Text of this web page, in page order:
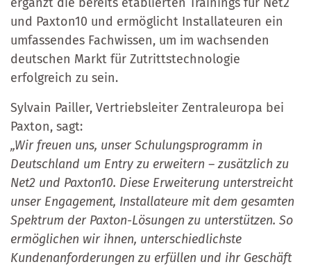
und Paxton10 und ermöglicht Installateuren ein
umfassendes Fachwissen, um im wachsenden
deutschen Markt für Zutrittstechnologie
erfolgreich zu sein.
Sylvain Pailler, Vertriebsleiter Zentraleuropa bei
Paxton, sagt:
„Wir freuen uns, unser Schulungsprogramm in
Deutschland um Entry zu erweitern – zusätzlich zu
Net2 und Paxton10. Diese Erweiterung unterstreicht
unser Engagement, Installateure mit dem gesamten
Spektrum der Paxton-Lösungen zu unterstützen. So
ermöglichen wir ihnen, unterschiedlichste
Kundenanforderungen zu erfüllen und ihr Geschäft